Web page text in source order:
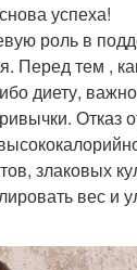
успеха!
роль в
Перед тем ,
диету,
Отказ
злаковых
вес и